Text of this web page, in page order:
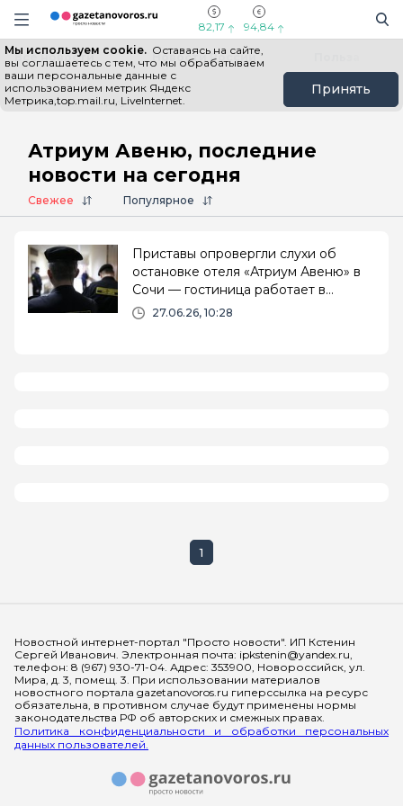
Информационный портал "ГазетаНоворос.ру"
Навигация сайта
82,17 94,84
Мы используем cookie. Оставаясь на сайте,
вы соглашаетесь с тем, что мы обрабатываем
ваши персональные данные с
использованием метрик Яндекс
Метрика,top.mail.ru, LiveInternet.
Принять
Все новости Новости России
Главная # Атриум Авеню
Атриум Авеню, последние
новости на сегодня
Свежее Популярное
Приставы опровергли слухи об
остановке отеля «Атриум Авеню» в
Сочи — гостиница работает в
штатном режиме
27.06.26, 10:28
1
Новостной интернет-портал "Просто новости". ИП Кстенин
Сергей Иванович. Электронная почта: ipkstenin@yandex.ru,
телефон: 8 (967) 930-71-04. Адрес: 353900, Новороссийск, ул.
Мира, д. 3, помещ. 3. При использовании материалов
новостного портала gazetanovoros.ru гиперссылка на ресурс
обязательна, в противном случае будут применены нормы
законодательства РФ об авторских и смежных правах.
Политика конфиденциальности и обработки персональных
данных пользователей.